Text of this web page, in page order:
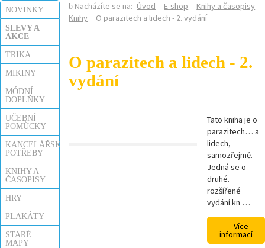
NOVINKY
SLEVY A
AKCE
TRIKA
MIKINY
MÓDNÍ
DOPLŇKY
UČEBNÍ
POMŮCKY
KANCELÁŘSKÉ
POTŘEBY
KNIHY A
ČASOPISY
HRY
PLAKÁTY
STARÉ
MAPY
Nacházíte se na: Úvod E-shop
Knihy a časopisy
Knihy
O parazitech a lidech - 2. vydání
O parazitech a lidech - 2.
vydání
Tato kniha je o
parazitech… a
lidech,
samozřejmě.
Jedná se o
druhé.
rozšířené
vydání kn …
Více
informací